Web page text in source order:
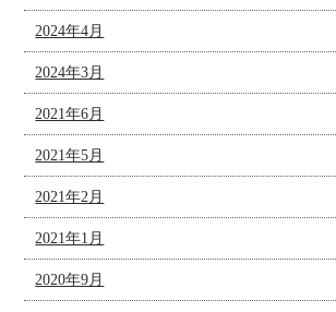
2024年4月
2024年3月
2021年6月
2021年5月
2021年2月
2021年1月
2020年9月